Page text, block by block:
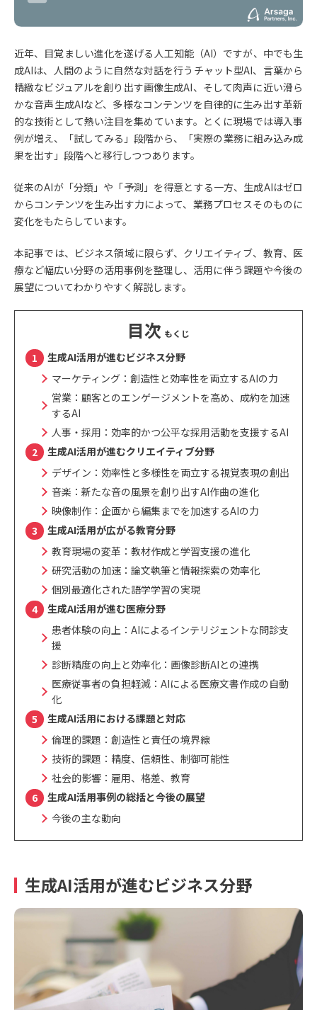
近年、目覚ましい進化を遂げる人工知能（AI）ですが、中でも生
成AIは、人間のように自然な対話を行うチャット型AI、言葉から
精緻なビジュアルを創り出す画像生成AI、そして肉声に近い滑ら
かな音声生成AIなど、多様なコンテンツを自律的に生み出す革新
的な技術として熱い注目を集めています。とくに現場では導入事
例が増え、「試してみる」段階から、「実際の業務に組み込み成
果を出す」段階へと移行しつつあります。
従来のAIが「分類」や「予測」を得意とする一方、生成AIはゼロ
からコンテンツを生み出す力によって、業務プロセスそのものに
変化をもたらしています。
本記事では、ビジネス領域に限らず、クリエイティブ、教育、医
療など幅広い分野の活用事例を整理し、活用に伴う課題や今後の
展望についてわかりやすく解説します。
目次
生成AI活用が進むビジネス分野
マーケティング：創造性と効率性を両立するAIの力
営業：顧客とのエンゲージメントを高め、成約を加速
するAI
人事・採用：効率的かつ公平な採用活動を支援するAI
生成AI活用が進むクリエイティブ分野
デザイン：効率性と多様性を両立する視覚表現の創出
音楽：新たな音の風景を創り出すAI作曲の進化
映像制作：企画から編集までを加速するAIの力
生成AI活用が広がる教育分野
教育現場の変革：教材作成と学習支援の進化
研究活動の加速：論文執筆と情報探索の効率化
個別最適化された語学学習の実現
生成AI活用が進む医療分野
患者体験の向上：AIによるインテリジェントな問診支
援
診断精度の向上と効率化：画像診断AIとの連携
医療従事者の負担軽減：AIによる医療文書作成の自動
化
生成AI活用における課題と対応
倫理的課題：創造性と責任の境界線
技術的課題：精度、信頼性、制御可能性
社会的影響：雇用、格差、教育
生成AI活用事例の総括と今後の展望
今後の主な動向
生成AI活用が進むビジネス分野